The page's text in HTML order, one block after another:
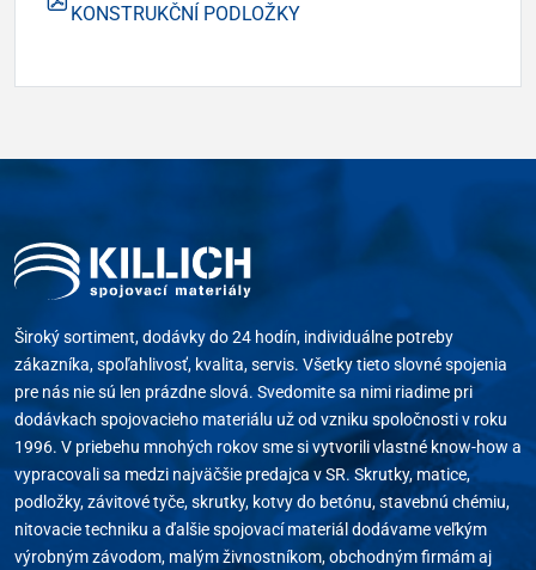
KONSTRUKČNÍ PODLOŽKY
Široký sortiment, dodávky do 24 hodín, individuálne potreby
zákazníka, spoľahlivosť, kvalita, servis. Všetky tieto slovné spojenia
pre nás nie sú len prázdne slová. Svedomite sa nimi riadime pri
dodávkach spojovacieho materiálu už od vzniku spoločnosti v roku
1996. V priebehu mnohých rokov sme si vytvorili vlastné know-how a
vypracovali sa medzi najväčšie predajca v SR. Skrutky, matice,
podložky, závitové tyče, skrutky, kotvy do betónu, stavebnú chémiu,
nitovacie techniku a ďalšie spojovací materiál dodávame veľkým
výrobným závodom, malým živnostníkom, obchodným firmám aj